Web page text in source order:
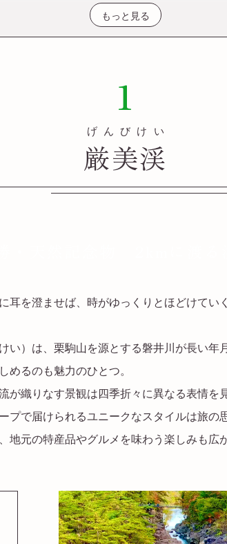
1
厳美渓
げんびけい
耳を澄ませば、時がゆっくりとほどけていく
い）は、栗駒山を源とする磐井川が長い年
るのも魅力のひとつ。
織りなす景観は四季折々に異なる表情を
で届けられるユニークなスタイルは旅の
元の特産品やグルメを味わう楽しみも広